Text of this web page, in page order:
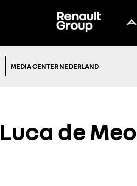
MEDIA CENTER NEDERLAND
Luca de Meo